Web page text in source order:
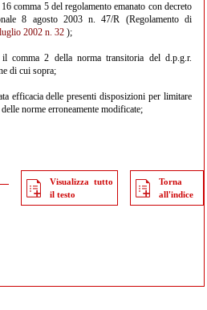
comma 5 del regolamento emanato con decreto
8 agosto 2003 n. 47/R (Regolamento di
2002 n. 32 );
comma 2 della norma transitoria del d.p.g.r.
di cui sopra;
efficacia delle presenti disposizioni per limitare
norme erroneamente modificate;
Visualizza tutto
il testo
Torna
all'indice